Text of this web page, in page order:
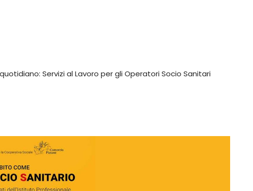
Servizi al Lavoro per gli Operatori Socio Sanitari